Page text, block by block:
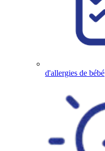
d'allergies de bébé